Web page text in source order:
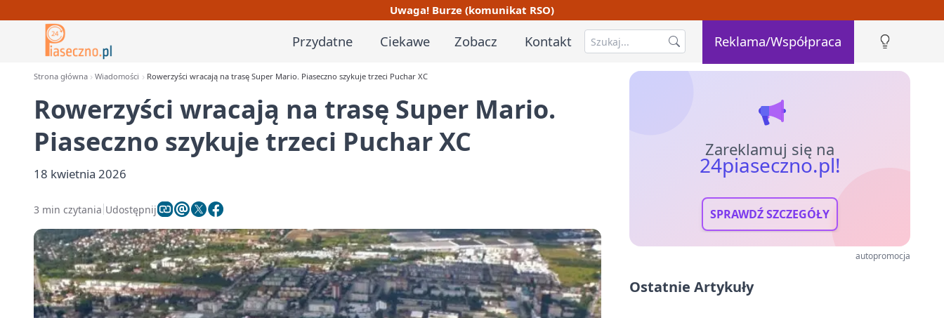
Uwaga! Burze (komunikat RSO)
Przydatne Ciekawe Zobacz Kontakt Reklama/Współpraca
Strona główna Wiadomości Rowerzyści wracają na trasę Super Mario. Piaseczno szykuje trzeci Puchar XC
Rowerzyści wracają na trasę Super Mario.
Piaseczno szykuje trzeci Puchar XC
18 kwietnia 2026
3 min czytania Udostępnij
Zareklamuj się na
24piaseczno.pl!
SPRAWDŹ SZCZEGÓŁY
autopromocja
Ostatnie Artykuły